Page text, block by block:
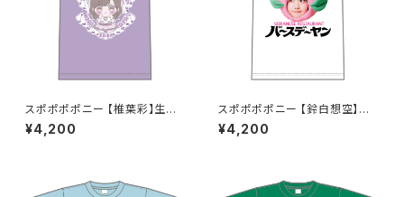
スポポポポニー 【椎葉彩】生誕
祭Tシャツ XXL〜XXXLサイズ
¥4,200
スポポポポニー 【鈴白想空】生
誕祭Tシャツ2026 XXL〜XXX
Lサイズサイズ
¥4,200